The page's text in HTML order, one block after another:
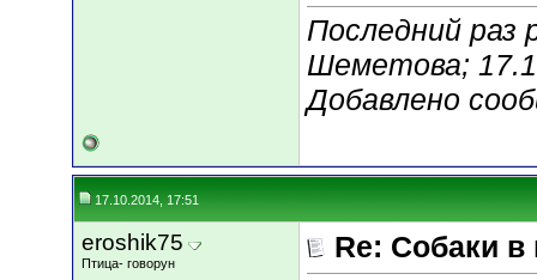
Последний раз
Шеметова;
Добавлено
17.10.2014, 17:51
eroshik75
Птица- говорун Re: Собаки в